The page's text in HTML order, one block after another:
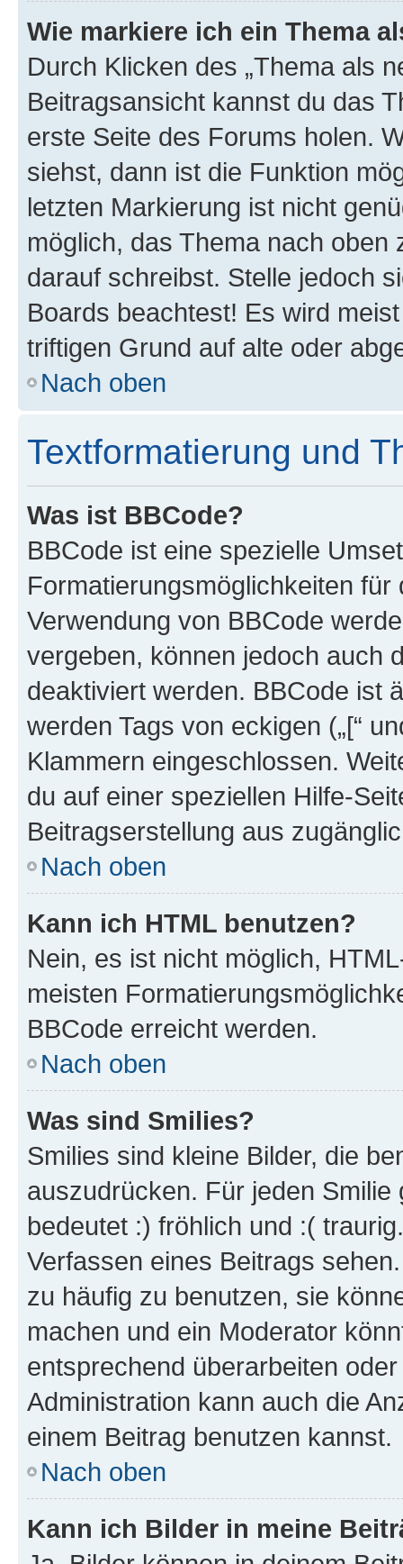
Wie markiere ich ein Thema
Durch Klicken des „Thema als
Beitragsansicht kannst du das
erste Seite des Forums holen.
siehst, dann ist die Funktion
letzten Markierung ist nicht
möglich, das Thema nach oben
darauf schreibst. Stelle jedoch
Boards beachtest! Es wird
triftigen Grund auf alte oder
Nach oben
Textformatierung und
Was ist BBCode?
BBCode ist eine spezielle
Formatierungsmöglichkeiten
Verwendung von BBCode
vergeben, können jedoch auch
deaktiviert werden. BBCode ist
werden Tags von eckigen („[“
Klammern eingeschlossen.
du auf einer speziellen Hilfe-
Beitragserstellung aus
Nach oben
Kann ich HTML benutzen?
Nein, es ist nicht möglich,
meisten
BBCode erreicht werden.
Nach oben
Was sind Smilies?
Smilies sind kleine Bilder, die
auszudrücken. Für jeden
bedeutet :) fröhlich und :(
Verfassen eines Beitrags
zu häufig zu benutzen, sie
machen und ein Moderator
entsprechend überarbeiten
Administration kann auch die
einem Beitrag benutzen kannst.
Nach oben
Kann ich Bilder in meine